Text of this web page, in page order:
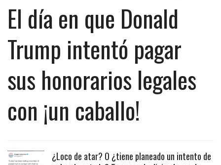
El día en que Donald
Trump intentó pagar
sus honorarios legales
con ¡un caballo!
¿Loco de atar? O ¿tiene planeado un intento de